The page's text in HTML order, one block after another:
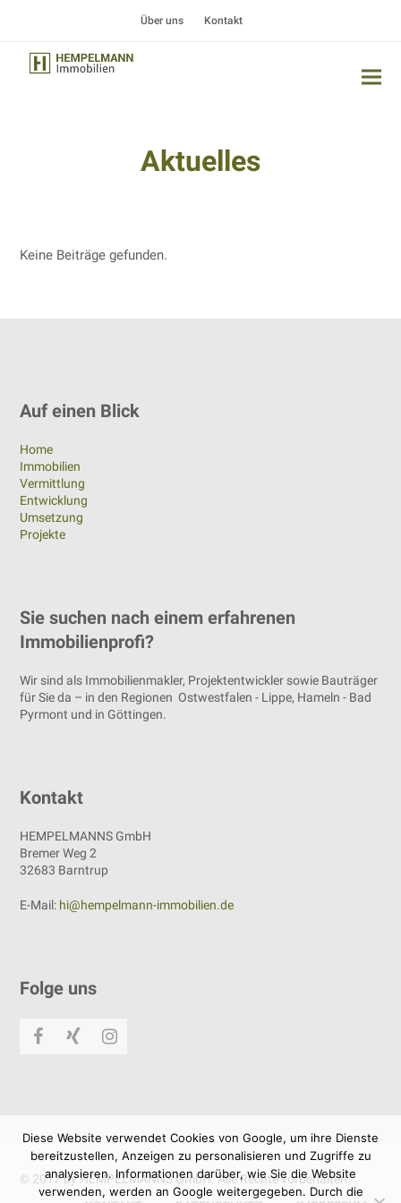
Über uns Kontakt
Aktuelles
Keine Beiträge gefunden.
Auf einen Blick
Home
Immobilien
Vermittlung
Entwicklung
Umsetzung
Projekte
Sie suchen nach einem erfahrenen
Immobilienprofi?
Wir sind als Immobilienmakler, Projektentwickler sowie Bauträger
für Sie da – in den Regionen Ostwestfalen - Lippe, Hameln - Bad
Pyrmont und in Göttingen.
Kontakt
HEMPELMANNS GmbH
Bremer Weg 2
32683 Barntrup
E-Mail: hi@hempelmann-immobilien.de
Folge uns
Facebook
XingInstagram
© 2017 by HEMPELMANNS GmbH. Alle Rechte vorbehalten.
Diese Website verwendet Cookies von Google, um ihre Dienste
bereitzustellen, Anzeigen zu personalisieren und Zugriffe zu
analysieren. Informationen darüber, wie Sie die Website
verwenden, werden an Google weitergegeben. Durch die